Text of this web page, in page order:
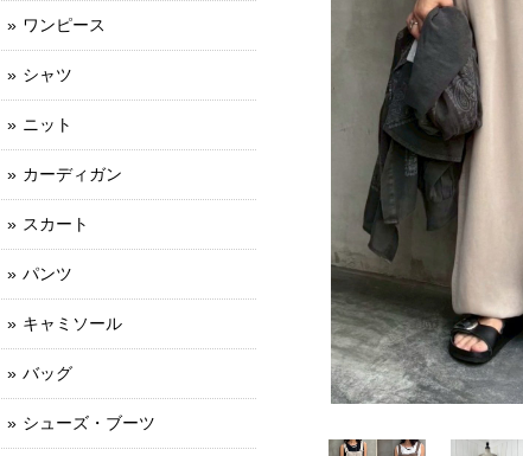
ワンピース
シャツ
ニット
カーディガン
スカート
パンツ
キャミソール
バッグ
シューズ・ブーツ